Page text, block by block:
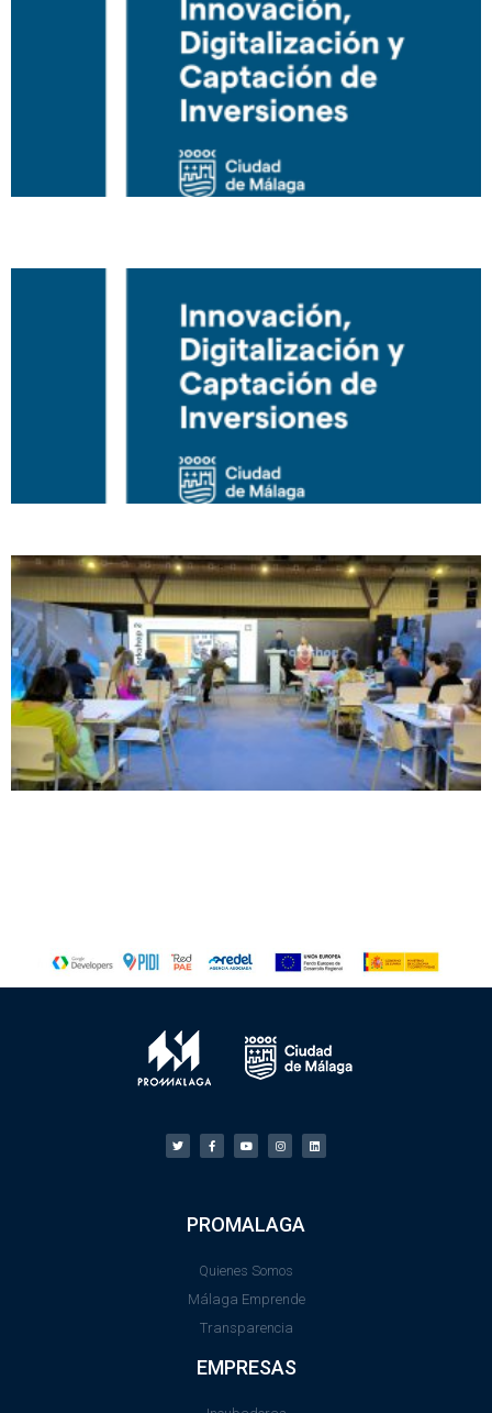
PROMALAGA
Quienes Somos
Málaga Emprende
Transparencia
EMPRESAS